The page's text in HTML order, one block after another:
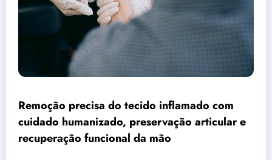
Remoção precisa do tecido inflamado com
cuidado humanizado, preservação articular e
recuperação funcional da mão